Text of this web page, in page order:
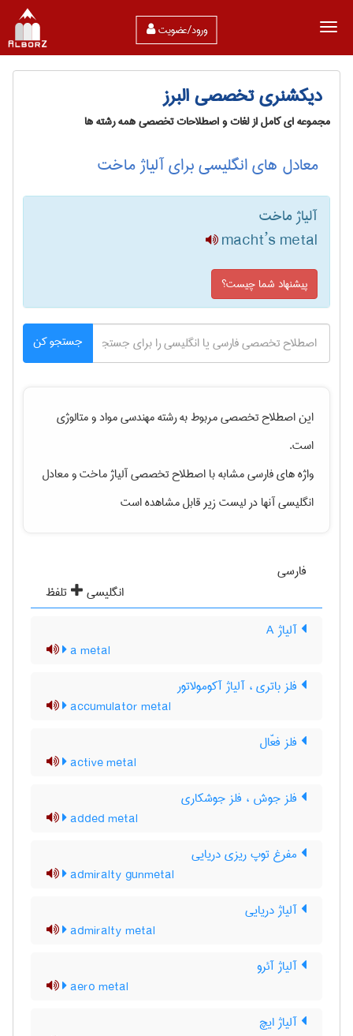
ورود/عضویت
دیکشنری تخصصی البرز
مجموعه ای کامل از لغات و اصطلاحات تخصصی همه رشته ها
معادل های انگلیسی برای آلیاژ ماخت
آلیاژ ماخت
macht’s metal
پیشنهاد شما چیست؟
جستجو کن
این اصطلاح تخصصی مربوط به رشتهمهندسی مواد و متالوژی
است.
واژه های فارسی مشابه با اصطلاح تخصصیآلیاژ ماختو معادل
انگلیسی آنها در لیست زیر قابل مشاهده است
فارسی
انگلیسی
تلفظ
آلیاژ A
a metal
فلز باتری ، آلیاژ آکومولاتور
accumulator metal
فلز فعّال
active metal
فلز جوش ، فلز جوشکاری
added metal
مفرغ توپ ریزی دریایی
admiralty gunmetal
آلیاژ دریایی
admiralty metal
آلیاژ آئرو
aero metal
آلیاژ ایچ